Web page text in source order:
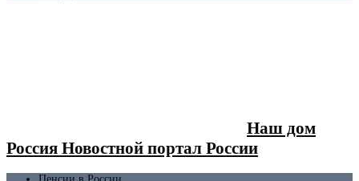
Наш дом
Россия Новостной портал России